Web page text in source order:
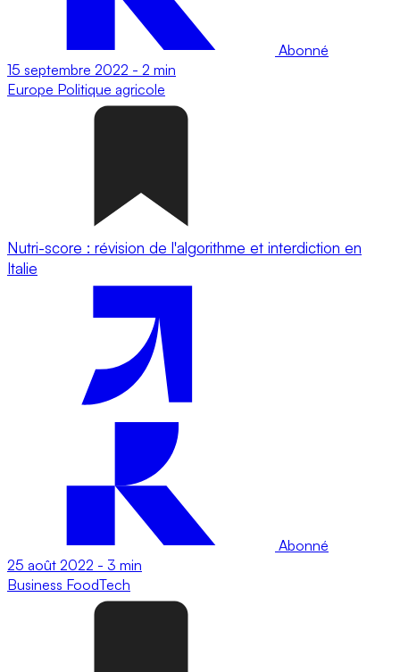
Abonné
15 septembre 2022 - 2 min
Europe Politique agricole
Nutri-score : révision de l'algorithme et interdiction en
Italie
Abonné
25 août 2022 - 3 min
Business FoodTech